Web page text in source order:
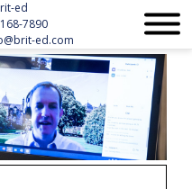
ed
7890
ed.com